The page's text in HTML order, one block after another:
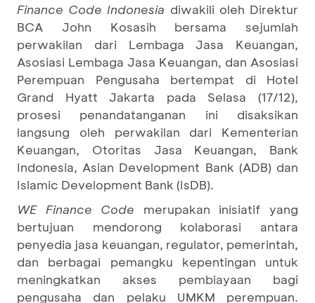
Finance Code Indonesia diwakili oleh Direktur
BCA John Kosasih bersama sejumlah
perwakilan dari Lembaga Jasa Keuangan,
Asosiasi Lembaga Jasa Keuangan, dan Asosiasi
Perempuan Pengusaha bertempat di Hotel
Grand Hyatt Jakarta pada Selasa (17/12),
prosesi penandatanganan ini disaksikan
langsung oleh perwakilan dari Kementerian
Keuangan, Otoritas Jasa Keuangan, Bank
Indonesia, Asian Development Bank (ADB) dan
Islamic Development Bank (IsDB).
WE Finance Code merupakan inisiatif yang
bertujuan mendorong kolaborasi antara
penyedia jasa keuangan, regulator, pemerintah,
dan berbagai pemangku kepentingan untuk
meningkatkan akses pembiayaan bagi
pengusaha dan pelaku UMKM perempuan.